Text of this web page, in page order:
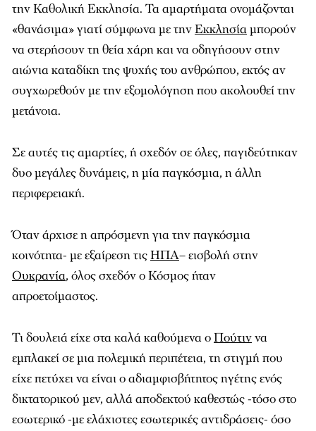
την Καθολική Εκκλησία. Τα αμαρτήματα ονομάζονται
«θανάσιμα» γιατί σύμφωνα με τηνΕκκλησίαμπορούν
να στερήσουν τη θεία χάρη και να οδηγήσουν στην
αιώνια καταδίκη της ψυχής του ανθρώπου, εκτός αν
συγχωρεθούν με την εξομολόγηση που ακολουθεί την
μετάνοια.
Σε αυτές τις αμαρτίες, ή σχεδόν σε όλες, παγιδεύτηκαν
δυο μεγάλες δυνάμεις, η μία παγκόσμια, η άλλη
περιφερειακή.
Όταν άρχισε η απρόσμενη για την παγκόσμια
κοινότητα- με εξαίρεση τιςΗΠΑ– εισβολή στην
Ουκρανία, όλος σχεδόν ο Κόσμος ήταν
απροετοίμαστος.
Τι δουλειά είχε στα καλά καθούμενα οΠούτιννα
εμπλακεί σε μια πολεμική περιπέτεια, τη στιγμή που
είχε πετύχει να είναι ο αδιαμφισβήτητος ηγέτης ενός
δικτατορικού μεν, αλλά αποδεκτού καθεστώς -τόσο στο
εσωτερικό -με ελάχιστες εσωτερικές αντιδράσεις- όσο